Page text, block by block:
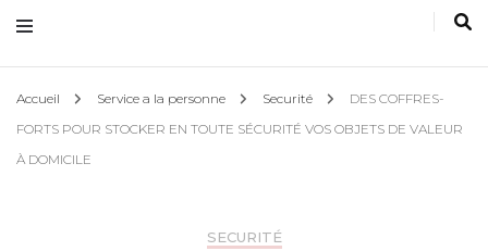
Accueil Service a la personne Securité
DES COFFRES-
FORTS POUR STOCKER EN TOUTE SÉCURITÉ VOS OBJETS DE VALEUR
À DOMICILE
SECURITÉ